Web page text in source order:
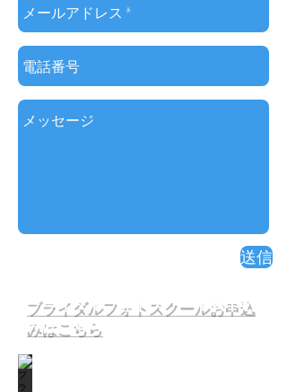
送信
​ブライダルフォトスクールお申込
みはこちら